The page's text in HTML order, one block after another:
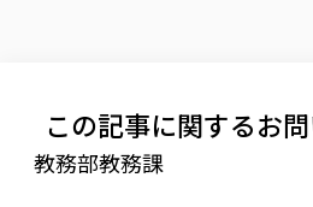
この記事に関するお
教務部教務課